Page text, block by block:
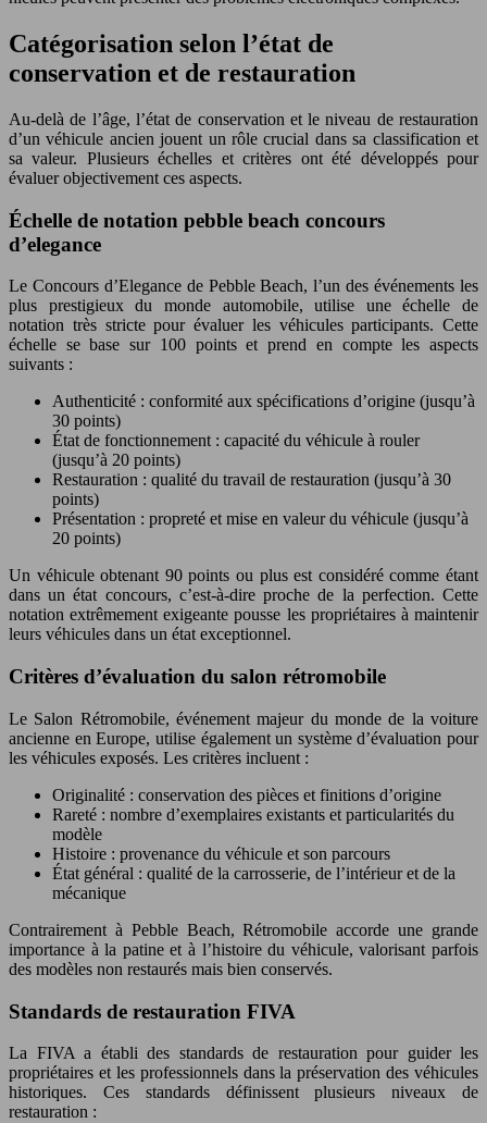
Catégorisation selon l’état de
conservation et de restauration
Au-delà de l’âge, l’état de conservation et le niveau de restauration
d’un véhicule ancien jouent un rôle crucial dans sa classification et
sa valeur. Plusieurs échelles et critères ont été développés pour
évaluer objectivement ces aspects.
Échelle de notation pebble beach concours
d’elegance
Le Concours d’Elegance de Pebble Beach, l’un des événements les
plus prestigieux du monde automobile, utilise une échelle de
notation très stricte pour évaluer les véhicules participants. Cette
échelle se base sur 100 points et prend en compte les aspects
suivants :
Authenticité : conformité aux spécifications d’origine (jusqu’à
30 points)
État de fonctionnement : capacité du véhicule à rouler
(jusqu’à 20 points)
Restauration : qualité du travail de restauration (jusqu’à 30
points)
Présentation : propreté et mise en valeur du véhicule (jusqu’à
20 points)
Un véhicule obtenant 90 points ou plus est considéré comme étant
dans un état concours, c’est-à-dire proche de la perfection. Cette
notation extrêmement exigeante pousse les propriétaires à maintenir
leurs véhicules dans un état exceptionnel.
Critères d’évaluation du salon rétromobile
Le Salon Rétromobile, événement majeur du monde de la voiture
ancienne en Europe, utilise également un système d’évaluation pour
les véhicules exposés. Les critères incluent :
Originalité : conservation des pièces et finitions d’origine
Rareté : nombre d’exemplaires existants et particularités du
modèle
Histoire : provenance du véhicule et son parcours
État général : qualité de la carrosserie, de l’intérieur et de la
mécanique
Contrairement à Pebble Beach, Rétromobile accorde une grande
importance à la patine et à l’histoire du véhicule, valorisant parfois
des modèles non restaurés mais bien conservés.
Standards de restauration FIVA
La FIVA a établi des standards de restauration pour guider les
propriétaires et les professionnels dans la préservation des véhicules
historiques. Ces standards définissent plusieurs niveaux de
restauration :